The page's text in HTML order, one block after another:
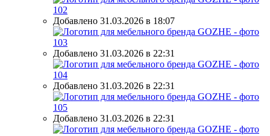
Добавлено 31.03.2026 в 18:07
Добавлено 31.03.2026 в 22:31
Добавлено 31.03.2026 в 22:31
Добавлено 31.03.2026 в 22:31